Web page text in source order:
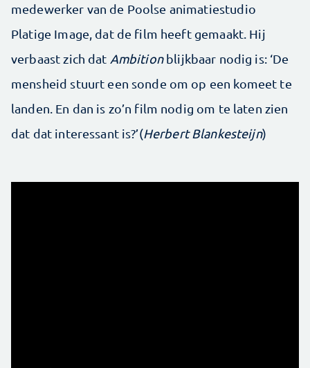
medewerker van de Poolse animatiestudio
Platige Image, dat de film heeft gemaakt. Hij
verbaast zich dat Ambitionblijkbaar nodig is: ‘De
mensheid stuurt een sonde om op een komeet te
landen. En dan is zo’n film nodig om te laten zien
dat dat interessant is?’(Herbert Blankesteijn)